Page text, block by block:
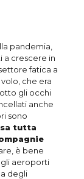
pandemia,
a crescere in
fatica a
volo, che era
gli occhi
anche
sono
tutta
è bene
aeroporti
degli